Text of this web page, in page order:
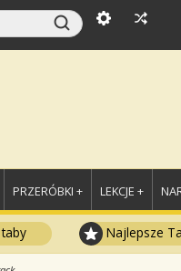
PRZERÓBKI + LEKCJE +
Najlepsze